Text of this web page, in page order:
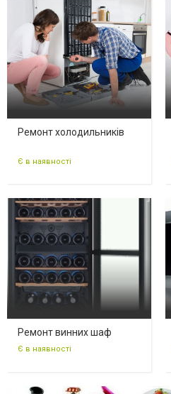
Ремонт холодильників
Є в наявності
Ремонт винних шаф
Є в наявності